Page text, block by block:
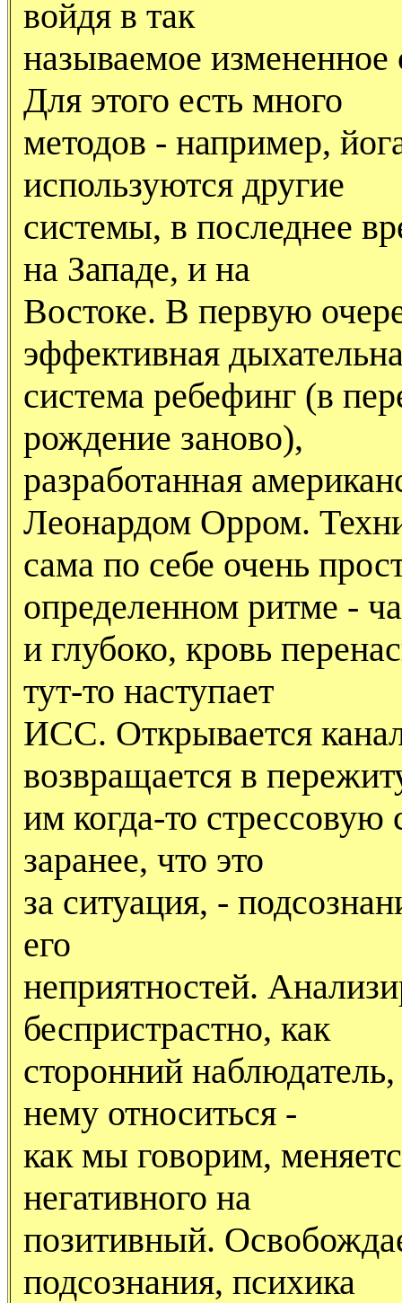
войдя в так
называемое
Для этого есть много
методов - например,
используются другие
системы, в последнее
на Западе, и на
Востоке. В первую
эффективная
система ребефинг (в
рождение заново),
разработанная
Леонардом Орром.
сама по себе очень
определенном ритме -
и глубоко, кровь
тут-то наступает
ИСС. Открывается
возвращается в
им когда-то
заранее, что это
за ситуация, -
его
неприятностей.
беспристрастно, как
сторонний
нему относиться -
как мы говорим,
негативного на
позитивный.
подсознания, психика